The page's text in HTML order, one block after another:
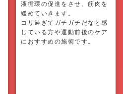
液循環の促進をさせ、筋肉を
緩めていきます。
コリ過ぎてガチガチだなと感
じている方や運動前後のケア
におすすめの施術です。